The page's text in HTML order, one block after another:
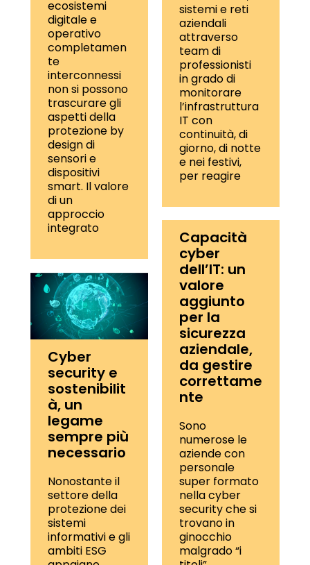
ecosistemi
digitale e
operativo
completamen
te
interconnessi
non si possono
trascurare gli
aspetti della
protezione by
design di
sensori e
dispositivi
smart. Il valore
di un
approccio
integrato
sistemi e reti
aziendali
attraverso
team di
professionisti
in grado di
monitorare
l’infrastruttura
IT con
continuità, di
giorno, di notte
e nei festivi,
per reagire
Capacità
cyber
dell’IT: un
valore
aggiunto
per la
sicurezza
aziendale,
da gestire
correttame
nte
Sono
numerose le
aziende con
personale
super formato
nella cyber
security che si
trovano in
ginocchio
malgrado “i
Cyber
security e
sostenibilit
à, un
legame
sempre più
necessario
Nonostante il
settore della
protezione dei
sistemi
informativi e gli
ambiti ESG